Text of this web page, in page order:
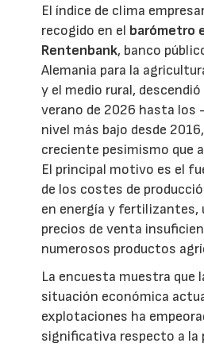
El índice de clima
recogido en el barómetro
Rentenbank, banco
Alemania para la
y el medio rural,
verano de 2026 hasta los
nivel más bajo desde
creciente pesimismo que
El principal motivo es el
de los costes de
en energía y fertilizantes,
precios de venta
numerosos productos
La encuesta muestra que
situación económica
explotaciones ha
significativa respecto a la